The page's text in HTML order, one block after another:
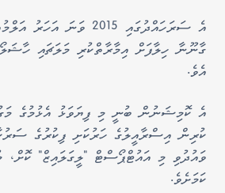
އެ ސަރަހައްދުގައި 2015
ގާނޫނާ ހިލާފަށް އިމާރާތްކުރި މަލަޗައި
އެވެ.
އެ ކޮމިޝަނުން ބުނީ މި ފިޔަވަޅު އެޅުމުގެ
ކުރިން އިސްރާއީލުގެ ހަރުކަށި ފިކުރުގެ
ވައުދުވި މި އައުޓްޕޯސްޓް "ލީގަލައިޒް"
ކަމަށެވެ.